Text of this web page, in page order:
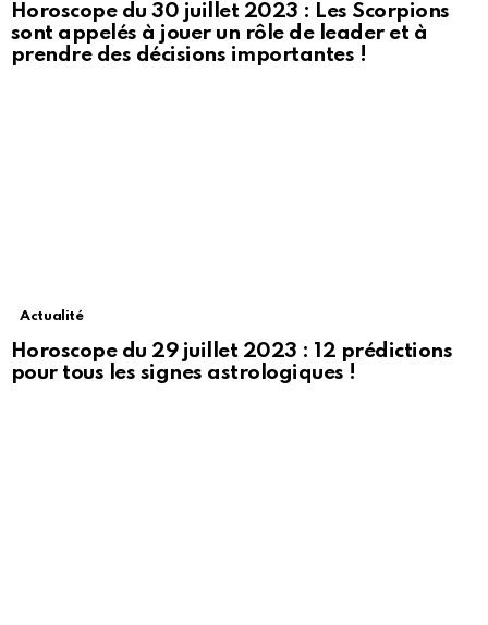
Horoscope du 30 juillet 2023 : Les Scorpions
sont appelés à jouer un rôle de leader et à
prendre des décisions importantes !
Actualité
Horoscope du 29 juillet 2023 : 12 prédictions
pour tous les signes astrologiques !